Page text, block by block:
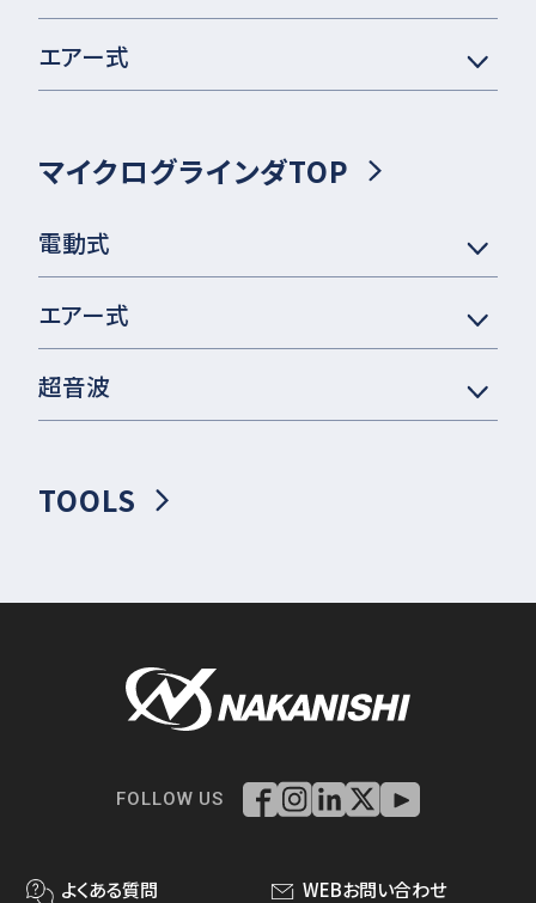
エアー式
マイクログラインダTOP
電動式
エアー式
超音波
TOOLS
FOLLOW US
よくある質問 WEBお問い合わせ